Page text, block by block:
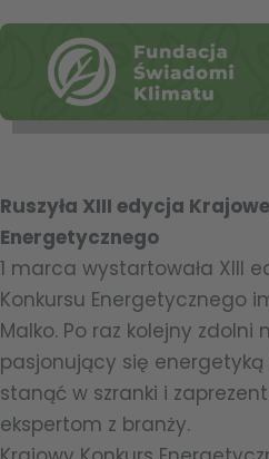
Ruszyła XIII edycja
Energetycznego
1 marca wystartowała XIII
Konkursu Energetycznego
Malko. Po raz kolejny zdolni
pasjonujący się
stanąć w szranki i
ekspertom z branży.